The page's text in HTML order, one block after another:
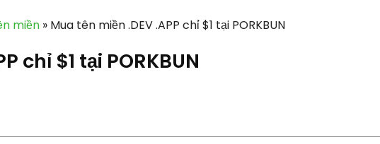
miền » Mua tên miền .DEV .APP chỉ $1 tại PORKBUN
chỉ $1 tại PORKBUN